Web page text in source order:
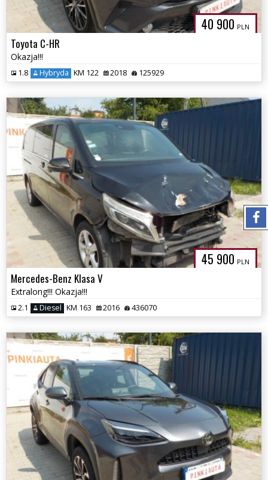
40 900 PLN
Toyota C-HR
Okazja!!!
1.8 Hybryda KM 122 2018 125929
45 900 PLN
Mercedes-Benz Klasa V
Extralong!!! Okazja!!!
2.1 Diesel KM 163 2016 436070